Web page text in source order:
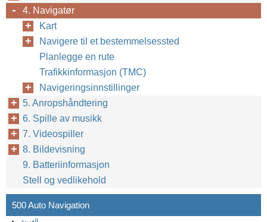
4. Navigatør
Kart
Navigere til et bestemmelsessted
Planlegge en rute
Trafikkinformasjon (TMC)
Navigeringsinnstillinger
5. Anropshåndtering
6. Spille av musikk
7. Videospiller
8. Bildevisning
9. Batteriinformasjon
Stell og vedlikehold
500 Auto Navigation